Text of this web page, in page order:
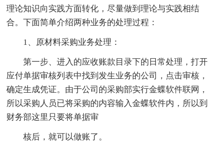
理论知识向实践方面转化，尽量做到理论与实践相结
合。下面简单介绍两种业务的处理过程：
1、原材料采购业务处理：
第一步、进入的应收账款目录下的日常处理，打开
应付单据审核列表中找到发生业务的公司，点击审核，
确定生成凭证。由于公司的采购部实行金蝶软件联网，
所以采购人员已将采购的内容输入金蝶软件内，所以到
财务部这里只要将单据审
核后，就可以做账了。